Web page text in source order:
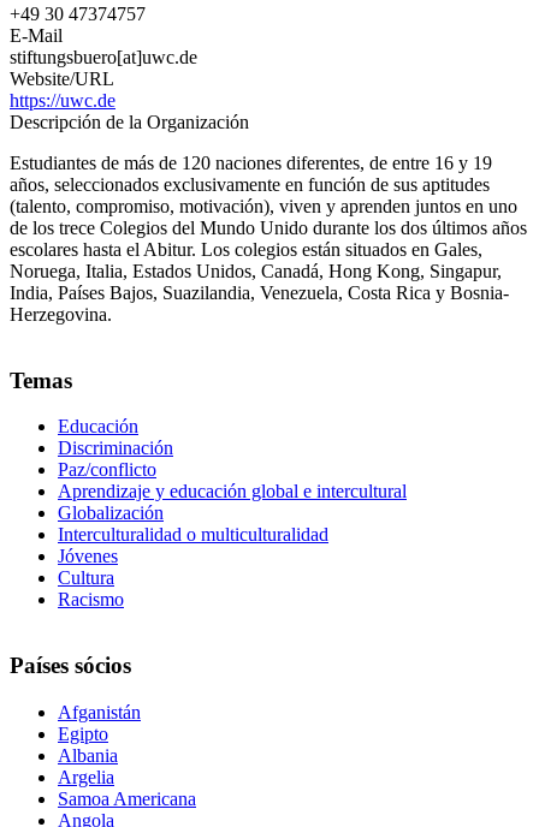
+49 30 47374757
E-Mail
stiftungsbuero[at]uwc.de
Website/URL
https://uwc.de
Descripción de la Organización
Estudiantes de más de 120 naciones diferentes, de entre 16 y 19
años, seleccionados exclusivamente en función de sus aptitudes
(talento, compromiso, motivación), viven y aprenden juntos en uno
de los trece Colegios del Mundo Unido durante los dos últimos años
escolares hasta el Abitur. Los colegios están situados en Gales,
Noruega, Italia, Estados Unidos, Canadá, Hong Kong, Singapur,
India, Países Bajos, Suazilandia, Venezuela, Costa Rica y Bosnia-
Herzegovina.
Temas
Educación
Discriminación
Paz/conflicto
Aprendizaje y educación global e intercultural
Globalización
Interculturalidad o multiculturalidad
Jóvenes
Cultura
Racismo
Países sócios
Afganistán
Egipto
Albania
Argelia
Samoa Americana
Angola